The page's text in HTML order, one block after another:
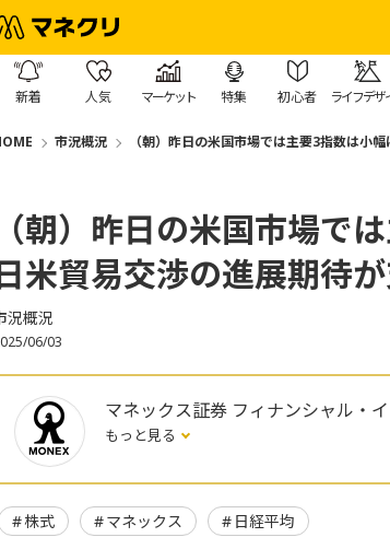
新着 人気 マーケット 特集 初心者 ライフデザ
市況概況 （朝）昨日の米国市場では主要3指数は小
（朝）昨日の米国市場で
米貿易交渉の進展期待
況概況
06/03
マネックス証券 フィナンシャル・
もっと見る
株式 マネックス 日経平均